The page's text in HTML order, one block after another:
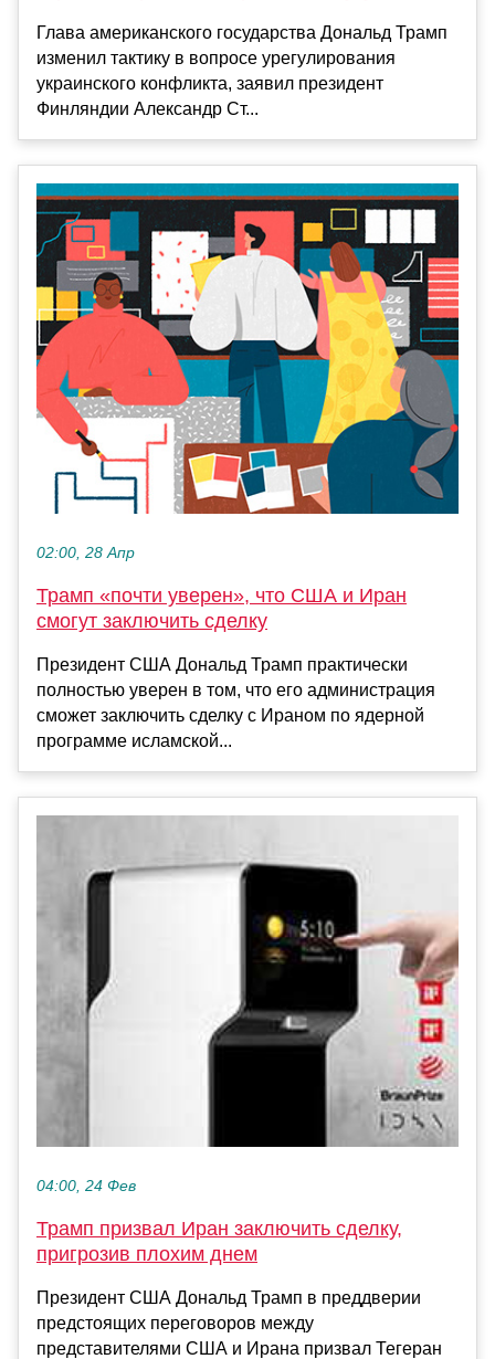
Глава американского государства Дональд Трамп
изменил тактику в вопросе урегулирования
украинского конфликта, заявил президент
Финляндии Александр Ст...
02:00, 28 Апр
Трамп «почти уверен», что США и Иран
смогут заключить сделку
Президент США Дональд Трамп практически
полностью уверен в том, что его администрация
сможет заключить сделку с Ираном по ядерной
программе исламской...
04:00, 24 Фев
Трамп призвал Иран заключить сделку,
пригрозив плохим днем
Президент США Дональд Трамп в преддверии
предстоящих переговоров между
представителями США и Ирана призвал Тегеран